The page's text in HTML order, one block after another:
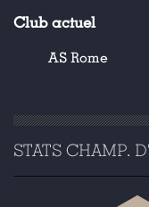
Club actuel
AS Rome
STATS CHAMP.